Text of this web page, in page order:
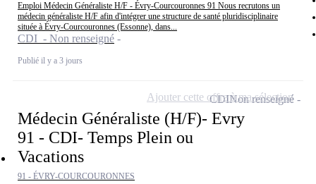
Emploi Médecin Généraliste H/F - Évry-Courcouronnes 91 Nous recrutons un
médecin généraliste H/F afin d'intégrer une structure de santé pluridisciplinaire
située à Évry-Courcouronnes (Essonne), dans...
CDI - Non renseigné
Publié il y a 3 jours
Médecin Généraliste (H/F)- Evry
91 - CDI- Temps Plein ou
Vacations
91 - ÉVRY-COURCOURONNES
CDINon renseigné
Ajouter cette offre à ma sélection